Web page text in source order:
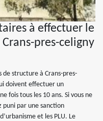
à effectuer le
pres-celigny
de structure à Crans-pres-
doivent effectuer un
fois tous les 10 ans. Si vous ne
puni par une sanction
et les PLU. Le